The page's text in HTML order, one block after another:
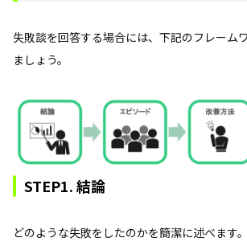
失敗談を回答する場合には、下記のフレーム
ましょう。
STEP1. 結論
どのような失敗をしたのかを簡潔に述べます。